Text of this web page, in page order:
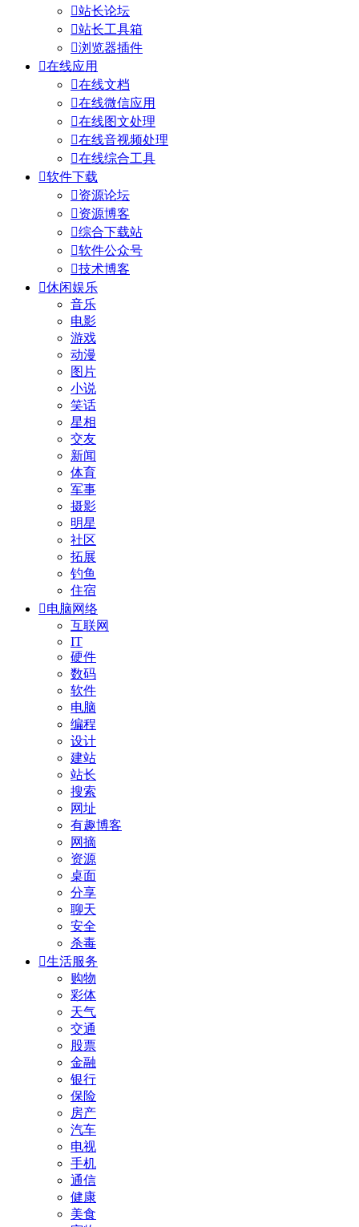
站长论坛
站长工具箱
浏览器插件
在线应用
在线文档
在线微信应用
在线图文处理
在线音视频处理
在线综合工具
软件下载
资源论坛
资源博客
综合下载站
软件公众号
技术博客
休闲娱乐
音乐
电影
游戏
动漫
图片
小说
笑话
星相
交友
新闻
体育
军事
摄影
明星
社区
拓展
钓鱼
住宿
电脑网络
互联网
IT
硬件
数码
软件
电脑
编程
设计
建站
站长
搜索
网址
有趣博客
网摘
资源
桌面
分享
聊天
安全
杀毒
生活服务
购物
彩体
天气
交通
股票
金融
银行
保险
房产
汽车
电视
手机
通信
健康
美食